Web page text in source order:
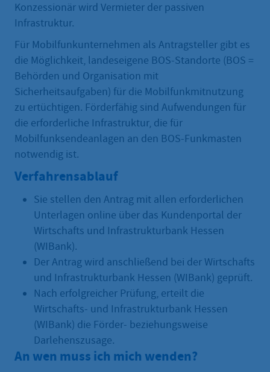
Konzessionär wird Vermieter der passiven
Infrastruktur.
Für Mobilfunkunternehmen als Antragsteller gibt es
die Möglichkeit, landeseigene BOS-Standorte (BOS =
Behörden und Organisation mit
Sicherheitsaufgaben) für die Mobilfunkmitnutzung
zu ertüchtigen. Förderfähig sind Aufwendungen für
die erforderliche Infrastruktur, die für
Mobilfunksendeanlagen an den BOS-Funkmasten
notwendig ist.
Verfahrensablauf
Sie stellen den Antrag mit allen erforderlichen
Unterlagen online über das Kundenportal der
Wirtschafts und Infrastrukturbank Hessen
(WIBank).
Der Antrag wird anschließend bei der Wirtschafts
und Infrastrukturbank Hessen (WIBank) geprüft.
Nach erfolgreicher Prüfung, erteilt die
Wirtschafts- und Infrastrukturbank Hessen
(WIBank) die Förder- beziehungsweise
Darlehenszusage.
An wen muss ich mich wenden?